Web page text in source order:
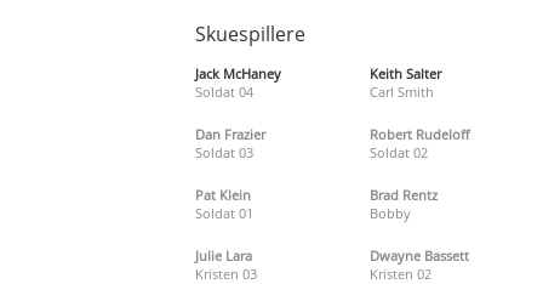
Skuespillere
Jack McHaney
Soldat 04
Keith Salter
Carl Smith
Dan Frazier
Soldat 03
Robert Rudeloff
Soldat 02
Pat Klein
Soldat 01
Brad Rentz
Bobby
Julie Lara
Kristen 03
Dwayne Bassett
Kristen 02